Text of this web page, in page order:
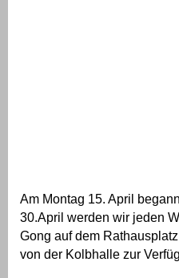
Am Montag 15. April
30.April werden wir jeden
Gong auf dem
von der Kolbhalle zur